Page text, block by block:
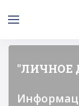
"ЛИЧНОЕ